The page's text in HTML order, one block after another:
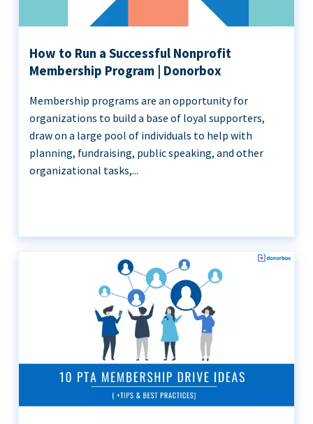
How to Run a Successful Nonprofit
Membership Program | Donorbox
Membership programs are an opportunity for
organizations to build a base of loyal supporters,
draw on a large pool of individuals to help with
planning, fundraising, public speaking, and other
organizational tasks,...